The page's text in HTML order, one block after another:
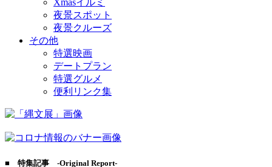
夜景スポット
夜景クルーズ
その他
特選映画
デートプラン
特選グルメ
便利リンク集
■ 特集記事 -Original Report-